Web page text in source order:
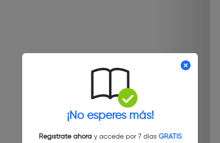
¡No esperes más!
Regístrate ahoray accede por 7 días GRATIS